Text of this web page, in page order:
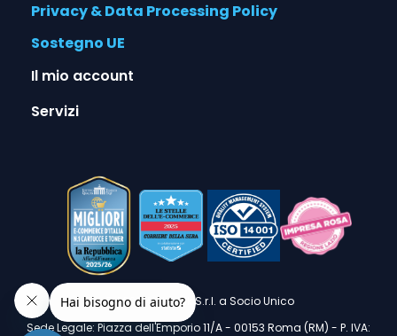
Privacy & Data Processing Policy
Sostegno UE
Il mio account
Servizi
© 2026 Alphaink S.r.l. a Socio Unico
Sede Legale: Piazza dell'Emporio 11/A - 00153 Roma (RM) - P. IVA: